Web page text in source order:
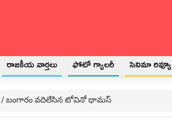
రాజకీయ వార్తలు ఫోటో గ్యాలరీ సినిమా రివ్యూ
/ బంగారం వదిలేసిన టోవినో థామస్